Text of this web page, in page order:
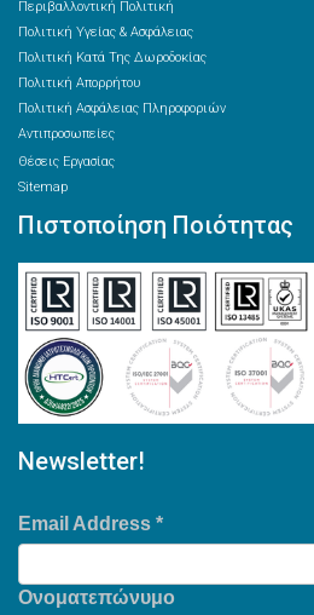
Περιβαλλοντική Πολιτική
Πολιτική Υγείας & Ασφάλειας
Πολιτική Κατά Της Δωροδοκίας
Πολιτική Απορρήτου
Πολιτική Ασφάλειας Πληροφοριών
Αντιπροσωπείες
Θέσεις Εργασίας
Sitemap
Πιστοποίηση Ποιότητας
Newsletter!
Email Address *
Ονοματεπώνυμο